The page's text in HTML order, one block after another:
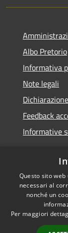
Albo Pretorio
Informativa
Note legali
Feedback
Informative
RSS
Accessibilità
Cookie
Mappa del sito
Questo sito
necessari al
nonché un
Per maggiori